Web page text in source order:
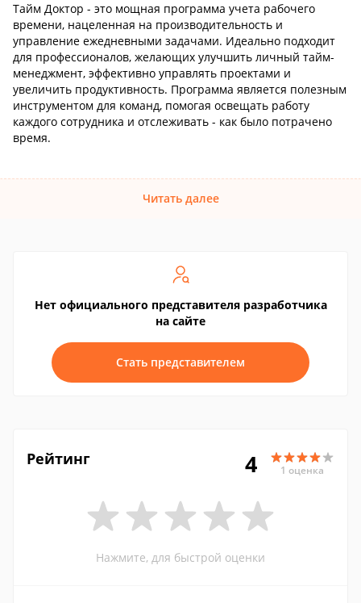
Тайм Доктор - это мощная программа учета рабочего
времени, нацеленная на производительность и
управление ежедневными задачами. Идеально подходит
для профессионалов, желающих улучшить личный тайм-
менеджмент, эффективно управлять проектами и
увеличить продуктивность. Программа является полезным
инструментом для команд, помогая освещать работу
каждого сотрудника и отслеживать - как было потрачено
время.
Читать далее
Нет официального представителя разработчика
на сайте
Стать представителем
Рейтинг 4 1 оценка
Нажмите, для быстрой оценки